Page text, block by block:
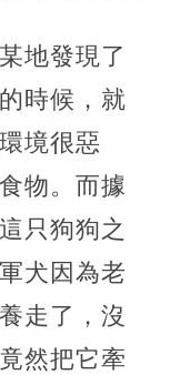
地發現了
時候，就
境很惡
物。而據
只狗狗之
犬因為老
走了，沒
然把它牽